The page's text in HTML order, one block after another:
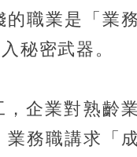
職業是「業務
秘密武器。
企業對熟齡業
務職講求「成